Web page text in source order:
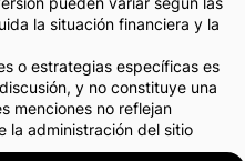
la situación financiera y la
o estrategias específicas es
y no constituye una
menciones no reflejan
la administración del sitio